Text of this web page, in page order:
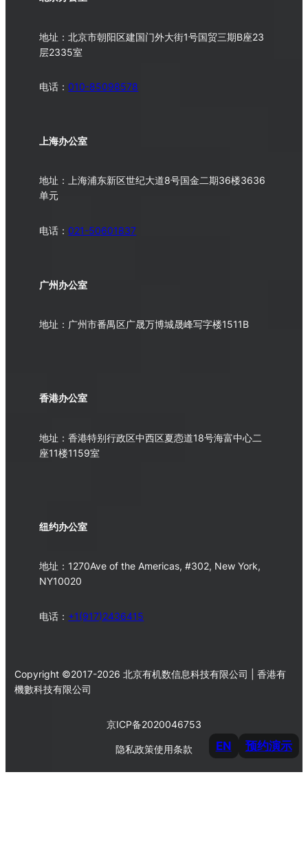
EN 预约演示
地址：北京市朝阳区建国门外大街1号国贸三期B座23
层2335室
电话：010-85098578
上海办公室
地址：上海浦东新区世纪大道8号国金二期36楼3636
单元
电话：021-50601837
广州办公室
地址：广州市番禺区广晟万博城晟峰写字楼1511B
香港办公室
地址：香港特别行政区中西区夏悫道18号海富中心二
座11楼1159室
纽约办公室
地址：1270Ave of the Americas, #302, New York,
NY10020
电话： +1(917)2436415
Copyright ©2017-2026 北京有机数信息科技有限公司 | 香港有
機數科技有限公司
京ICP备2020046753
隐私政策使用条款